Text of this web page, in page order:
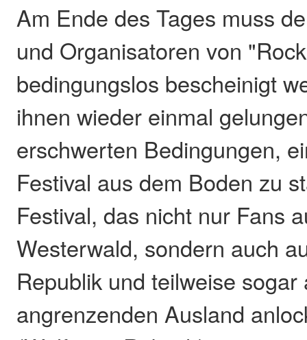
Am Ende des Tages muss
und Organisatoren von
bedingungslos bescheinigt
ihnen wieder einmal
erschwerten Bedingungen,
Festival aus dem Boden zu
Festival, das nicht nur Fans
Westerwald, sondern auch
Republik und teilweise sogar
angrenzenden Ausland